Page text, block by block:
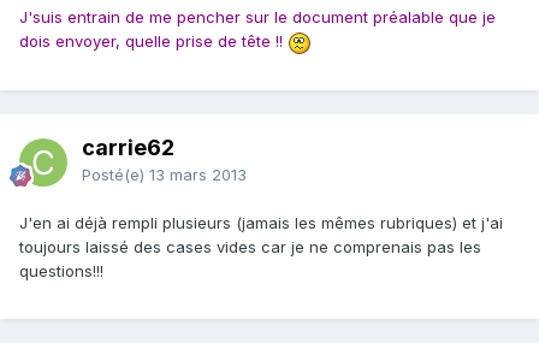
J'suis entrain de me pencher sur le document préalable que je
dois envoyer, quelle prise de tête !!
carrie62
Posté(e) 13 mars 2013
J'en ai déjà rempli plusieurs (jamais les mêmes rubriques) et j'ai
toujours laissé des cases vides car je ne comprenais pas les
questions!!!